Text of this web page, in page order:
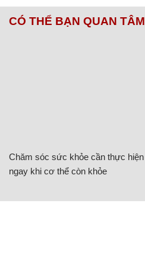
CÓ THỂ BẠN QUAN TÂM
Chăm sóc sức khỏe cần thực hiện
ngay khi cơ thể còn khỏe